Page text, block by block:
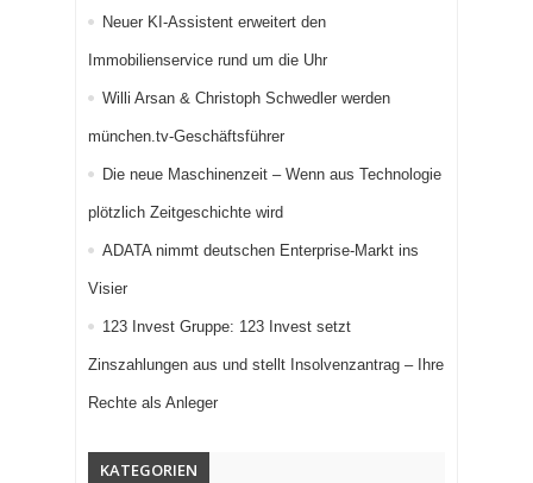
Neuer KI-Assistent erweitert den
Immobilienservice rund um die Uhr
Willi Arsan & Christoph Schwedler werden
münchen.tv-Geschäftsführer
Die neue Maschinenzeit – Wenn aus Technologie
plötzlich Zeitgeschichte wird
ADATA nimmt deutschen Enterprise-Markt ins
Visier
123 Invest Gruppe: 123 Invest setzt
Zinszahlungen aus und stellt Insolvenzantrag – Ihre
Rechte als Anleger
KATEGORIEN